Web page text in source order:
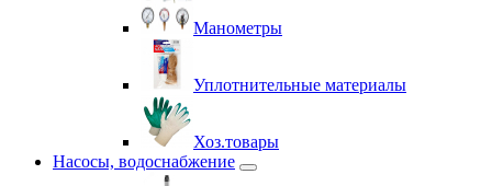
Манометры
Уплотнительные материалы
Хоз.товары
Насосы, водоснабжение